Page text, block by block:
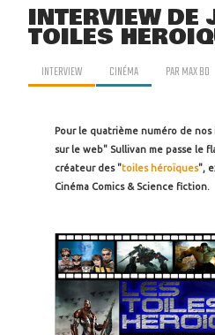
INTERVIEW DE
TOILES
INTERVIEW CINÉMA PARMAX BO
Pour le quatrième numéro de
sur le web" Sullivan me passe le
créateur des "toiles héroïques",
Cinéma Comics & Science fiction.